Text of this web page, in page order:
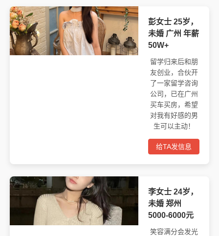
彭女士 25岁，
未婚 广州 年薪
50W+
留学归来后和朋
友创业，合伙开
了一家留学咨询
公司，已在广州
买车买房，希望
对我有好感的男
生可以主动！
给TA发信息
李女士 24岁，
未婚 郑州
5000-6000元
笑容满分会发光